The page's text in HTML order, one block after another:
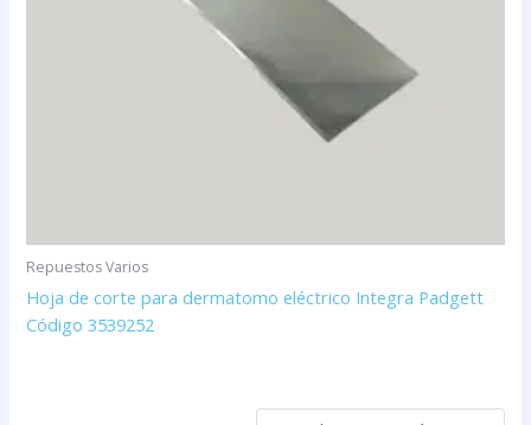
Repuestos Varios
Hoja de corte para dermatomo eléctrico Integra Padgett
Código 3539252